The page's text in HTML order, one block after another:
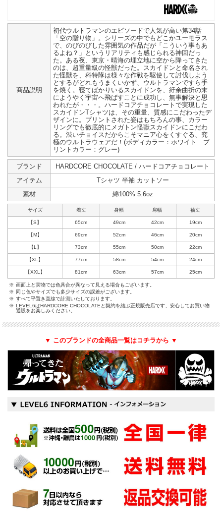
商品説明
初代ウルトラマンのエピソードで人気が高い第34話
「空の贈り物」。シリーズの中でもどこかユーモラス
で、のびのびした雰囲気の作品だが「こういう事もあ
るよね？」というリアリティも感じられる神回だっ
た。ある夜、東京・晴海の埋立地に空から降ってきた
のは、超重量級の怪獣だった。スカイドンと命名され
た怪獣を、科特隊は様々な作戦を駆使して討伐しよう
とするがどれもうまくいかず、ウルトラマンですら手
を焼く。寝てばかりいるスカイドンを、紆余曲折の末
にようやく宇宙へ飛ばすことに成功し、無事解決と思
われたが・・・。ハードコアチョコレートで実現した
スカイドンTシャツは、その重量、質感にこだわったデ
ザインに。プリントされた姿はもちろんの事、カラー
リングでも徹底的にメガトン怪獣スカイドンにこだわ
る。渋いチョイスだからこそマニア心をくすぐる、究
極のウルトラウェアだ！(ボディカラー：ホワイト プ
リントカラー：グレー)
ブランド
HARDCORE CHOCOLATE / ハードコアチョコレート
アイテム
Tシャツ 半袖 カットソー
素材
綿100% 5.6oz
サイズ 着丈 身幅 肩幅 袖丈
【S】 65cm 49cm 42cm 19cm
【M】 69cm 52cm 46cm 20cm
【L】 73cm 55cm 50cm 22cm
【XL】 77cm 58cm 54cm 24cm
【XXL】 81cm 63cm 57cm 25cm
※ 画面上と実物では色具合が異なって見える場合もございます。
※
同じ色やサイズでも多少サイズの誤差がございます。
※ すべて平置き直線で計測いたしております。
※ LEVEL6はHARDCORE CHOCOLATEと契約を結ぶ正規販売店です、安心してお買い物
通販をお楽しみください。
▼ このブランドの全商品一覧はコチラから ▼